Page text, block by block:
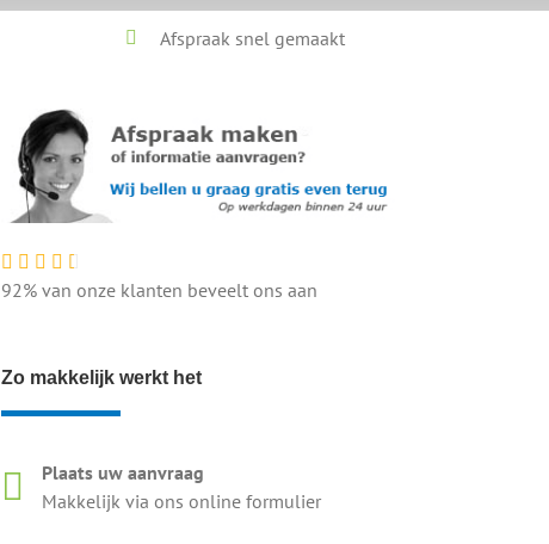
Afspraak snel gemaakt
92% van onze klanten beveelt ons aan
Zo makkelijk werkt het
Plaats uw aanvraag
Makkelijk via ons online formulier